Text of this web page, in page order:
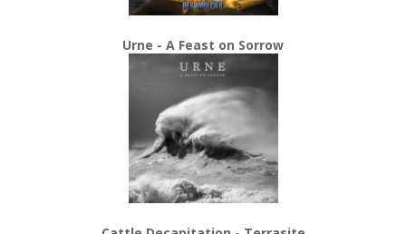
Urne - A Feast on Sorrow